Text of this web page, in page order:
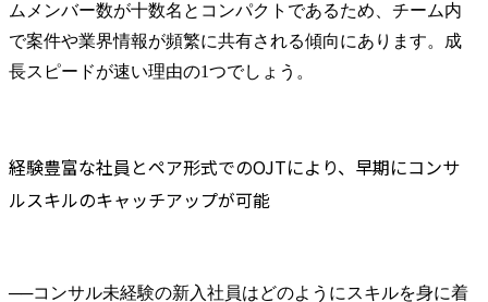
ムメンバー数が十数名とコンパクトであるため、チーム内
で案件や業界情報が頻繁に共有される傾向にあります。成
長スピードが速い理由の1つでしょう。
経験豊富な社員とペア形式でのOJTにより、早期にコンサ
ルスキルのキャッチアップが可能
──コンサル未経験の新入社員はどのようにスキルを身に着